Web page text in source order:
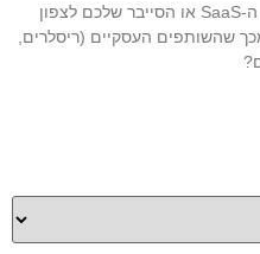
מתכננים להתרחב עם פתרון התוכנה, ה-SaaS או הסייבר שלכם לצפון
שהשותפים העסקיים (ריסלרים,